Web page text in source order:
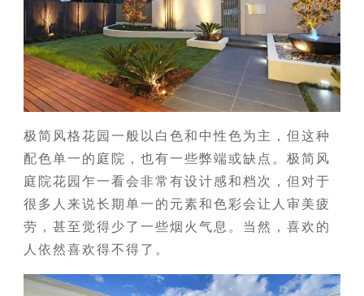
极简风格花园一般以白色和中性色为主，但这种
配色单一的庭院，也有一些弊端或缺点。极简风
庭院花园乍一看会非常有设计感和档次，但对于
很多人来说长期单一的元素和色彩会让人审美疲
劳，甚至觉得少了一些烟火气息。当然，喜欢的
人依然喜欢得不得了。